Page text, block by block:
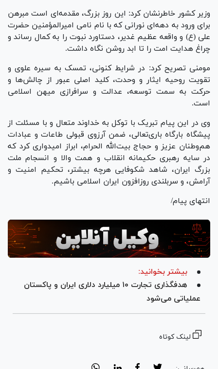
وزیر کشور خاطرنشان کرد: این روز بزرگ، مقدمه‌ای است مبرهن
برای ورود به دهه‌ای نورانی که با نام نامی امیرالمؤمنین حضرت
علی (ع) و واقعه عظیم غدیر، دستاورد نبوت را به کمال رساند و
چراغ هدایت امت را تا ابد روشن نگاه داشت.
مومنی تصریح کرد: در شرایط کنونی، تمسک به سیره علوی و
تقویت روحیه ایثار و وحدت، کلید اصلی عبور از چالش‌ها و
حرکت به سمت توسعه، عدالت و سرافرازی میهن اسلامی
است.
وی در این پیام تبریک با توکل به خداوند متعال و با مسئلت از
پیشگاه بارگاه باری‌تعالی، ضمن آرزوی قبولی طاعات و عبادات
هم‌وطنان عزیز و حجاج بیت‌الله الحرام، ابراز امیدواری کرد که
در سایه رهبری حکیمانه انقلاب و همت والا و انسجام ملت
بزرگ ایران، شاهد شکوفایی هرچه بیشتر، تحکیم امنیت و
آرامش، و سربلندی روزافزون ایران اسلامی باشیم.
انتهای پیام/
بیشتر بخوانید:
هدفگذاری تجارت ۱۰ میلیارد دلاری ایران و پاکستان
عملیاتی می‌شود
لینک کوتاه